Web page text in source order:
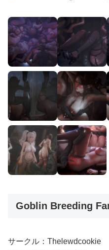
Goblin Breeding
サークル：Thelewdcookie